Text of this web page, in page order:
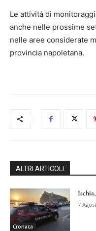
Le attività di
anche nelle prossime
nelle aree considerate
provincia napoletana.
ALTRI ARTICOLI
Cronaca
7